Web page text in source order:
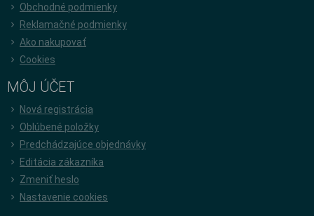
Obchodné podmienky
Reklamačné podmienky
Ako nakupovať
Cookies
MÔJ ÚČET
Nová registrácia
Oblúbené položky
Predchádzajúce objednávky
Editácia zákazníka
Zmeniť heslo
Nastavenie cookies